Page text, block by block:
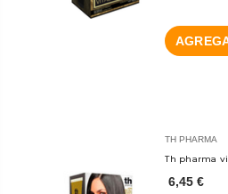
TH PHARMA
Th pharma
6,45 €